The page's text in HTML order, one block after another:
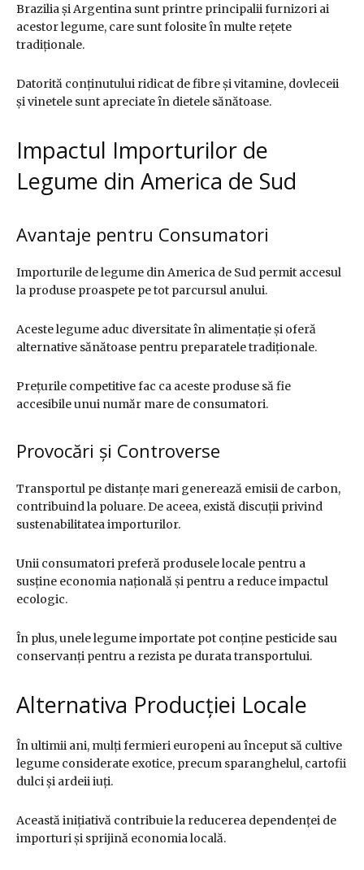
Brazilia și Argentina sunt printre principalii furnizori ai
acestor legume, care sunt folosite în multe rețete
tradiționale.
Datorită conținutului ridicat de fibre și vitamine, dovleceii
și vinetele sunt apreciate în dietele sănătoase.
Impactul Importurilor de
Legume din America de Sud
Avantaje pentru Consumatori
Importurile de legume din America de Sud permit accesul
la produse proaspete pe tot parcursul anului.
Aceste legume aduc diversitate în alimentație și oferă
alternative sănătoase pentru preparatele tradiționale.
Prețurile competitive fac ca aceste produse să fie
accesibile unui număr mare de consumatori.
Provocări și Controverse
Transportul pe distanțe mari generează emisii de carbon,
contribuind la poluare. De aceea, există discuții privind
sustenabilitatea importurilor.
Unii consumatori preferă produsele locale pentru a
susține economia națională și pentru a reduce impactul
ecologic.
În plus, unele legume importate pot conține pesticide sau
conservanți pentru a rezista pe durata transportului.
Alternativa Producției Locale
În ultimii ani, mulți fermieri europeni au început să cultive
legume considerate exotice, precum sparanghelul, cartofii
dulci și ardeii iuți.
Această inițiativă contribuie la reducerea dependenței de
importuri și sprijină economia locală.